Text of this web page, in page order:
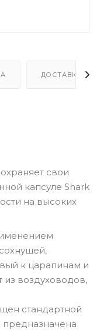
ДОСТАВКА
свои
капсуле Shark
на высоких
к царапинам и
из воздуховодов,
стандартной
предназначена